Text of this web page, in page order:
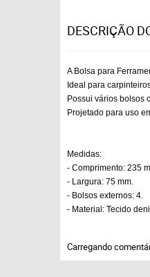
DESCRIÇÃO
A Bolsa para
Ideal para
Possui vários bolsos
Projetado para uso
Medidas:
- Comprimento: 235
- Largura: 75 mm.
- Bolsos externos: 4.
- Material: Tecido
Carregando